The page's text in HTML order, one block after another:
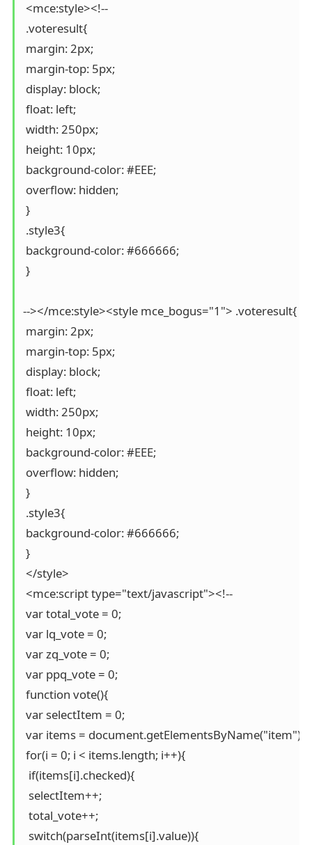
<mce:style><!--
.voteresult{
margin: 2px;
margin-top: 5px;
display: block;
float: left;
width: 250px;
height: 10px;
background-color: #EEE;
overflow: hidden;
}
.style3{
background-color: #666666;
}
--></mce:style><style mce_bogus="1"> .voteresult{
margin: 2px;
margin-top: 5px;
display: block;
float: left;
width: 250px;
height: 10px;
background-color: #EEE;
overflow: hidden;
}
.style3{
background-color: #666666;
}
</style>
<mce:script type="text/javascript"><!--
var total_vote = 0;
var lq_vote = 0;
var zq_vote = 0;
var ppq_vote = 0;
function vote(){
var selectItem = 0;
var items = document.getElementsByName("item");
for(i = 0; i < items.length; i++){
  if(items[i].checked){
  selectItem++;
  total_vote++;
  switch(parseInt(items[i].value)){